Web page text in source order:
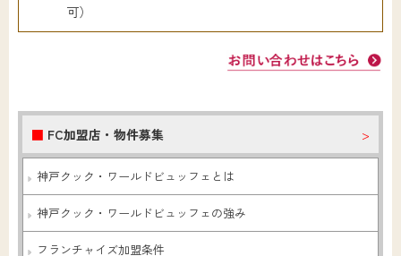
■ FC加盟店・物件募集 >
神戸クック・ワールドビュッフェとは
神戸クック・ワールドビュッフェの強み
フランチャイズ加盟条件
可）